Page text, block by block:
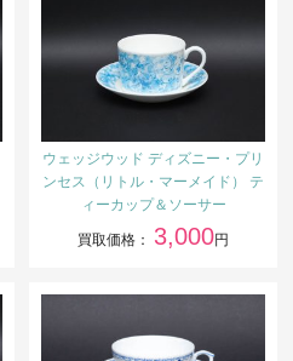
ウェッジウッド ディズニー・プリ
ンセス（リトル・マーメイド） テ
ィーカップ＆ソーサー
買取価格： 3,000円